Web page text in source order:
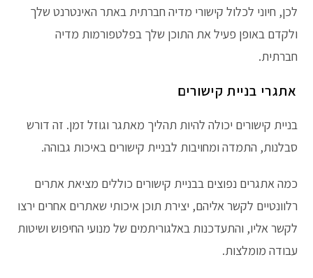
לכן, חיוני לכלול קישורי מדיה חברתית באתר האינטרנט שלך
ולקדם באופן פעיל את התוכן שלך בפלטפורמות מדיה
חברתית.
אתגרי בניית קישורים
בניית קישורים יכולה להיות תהליך מאתגר וגוזל זמן. זה דורש
סבלנות, התמדה ומחויבות לבניית קישורים באיכות גבוהה.
כמה אתגרים נפוצים בבניית קישורים כוללים מציאת אתרים
רלוונטיים לקשר אליהם, יצירת תוכן איכותי שאתרים אחרים ירצו
לקשר אליו, והתעדכנות באלגוריתמים של מנועי החיפוש ושיטות
עבודה מומלצות.